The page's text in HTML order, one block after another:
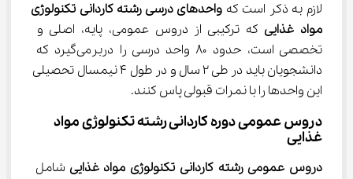
لازم به ذکر است که واحدهای درسی رشته ﻛﺎردانی ﺗﻜﻨﻮﻟﻮژی
ﻣﻮاد ﻏﺬایی که ترکیبی از دروس عمومی، پایه، اصلی و
تخصصی است، حدود 80 واحد درسی را دربرمی‌گیرد که
دانشجویان باید در طی 2 سال و در طول 4 نیمسال تحصیلی
این واحدها را با نمرات قبولی پاس کنند.
دروس عمومی دوره کاردانی رشته تکنولوژی مواد
غذایی
دروس عمومی رشته ﻛﺎردانی ﺗﻜﻨﻮﻟﻮژی ﻣﻮاد ﻏﺬایی شامل